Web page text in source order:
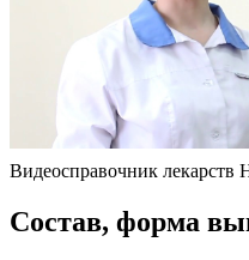
Видеосправочник
Состав, форма